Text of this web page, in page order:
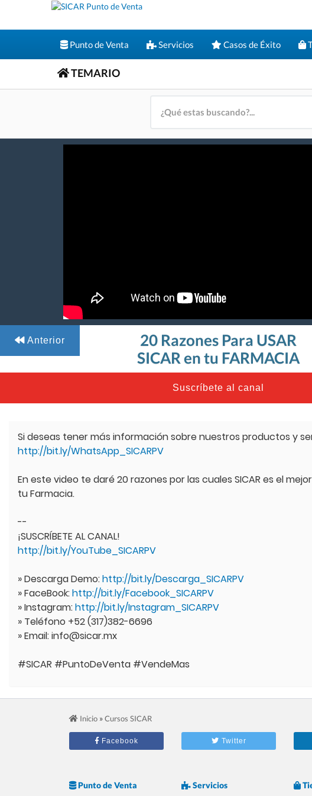
Punto de Venta Servicios Casos de Éxito
TEMARIO
Anterior
20 Razones Para USAR
SICAR en tu FARMACIA
Suscríbete al canal
Si deseas tener más información sobre nuestros productos y
http://bit.ly/WhatsApp_SICARPV
En este video te daré 20 razones por las cuales SICAR es el
tu Farmacia.
--
¡SUSCRÍBETE AL CANAL!
http://bit.ly/YouTube_SICARPV
» Descarga Demo:http://bit.ly/Descarga_SICARPV
» FaceBook:http://bit.ly/Facebook_SICARPV
» Instagram:http://bit.ly/Instagram_SICARPV
» Teléfono +52 (317)382-6696
» Email: info@sicar.mx
#SICAR #PuntoDeVenta #VendeMas
Inicio »Cursos SICAR
Facebook Twitter
Punto de Venta Servicios